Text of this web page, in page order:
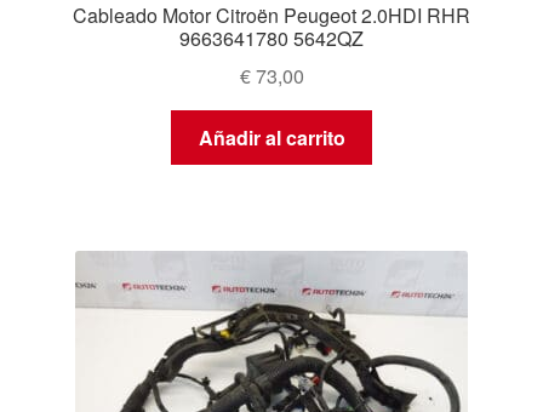
Cableado Motor Citroën Peugeot 2.0HDI RHR
9663641780 5642QZ
€73,00
Añadir al carrito